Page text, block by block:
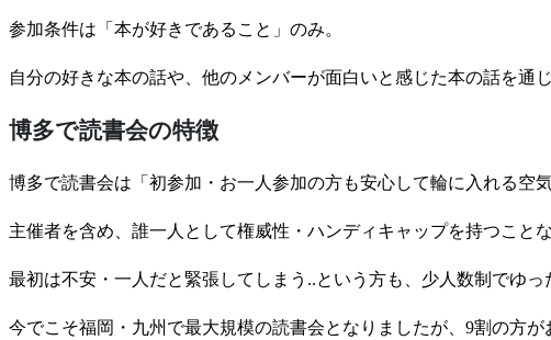
参加条件は「本が好きであること」のみ。
自分の好きな本の話や、他のメンバーが面白いと感じた本の話を通
博多で読書会の特徴
博多で読書会は「初参加・お一人参加の方も安心して輪に入れる空
主催者を含め、誰一人として権威性・ハンディキャップを持つこと
最初は不安・一人だと緊張してしまう..という方も、少人数制でゆっ
今でこそ福岡・九州で最大規模の読書会となりましたが、9割の方